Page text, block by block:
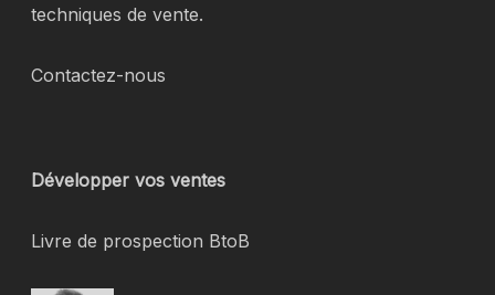
techniques de vente.
Contactez-nous
Développer vos ventes
Livre de prospection BtoB